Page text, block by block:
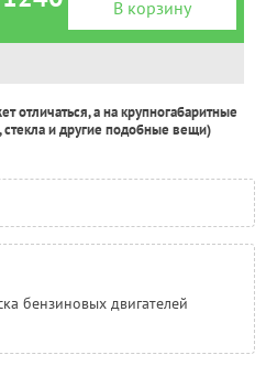
Под заказ
В корзину
отличаться, а на крупногабаритные
и другие подобные вещи)
бензиновых двигателей